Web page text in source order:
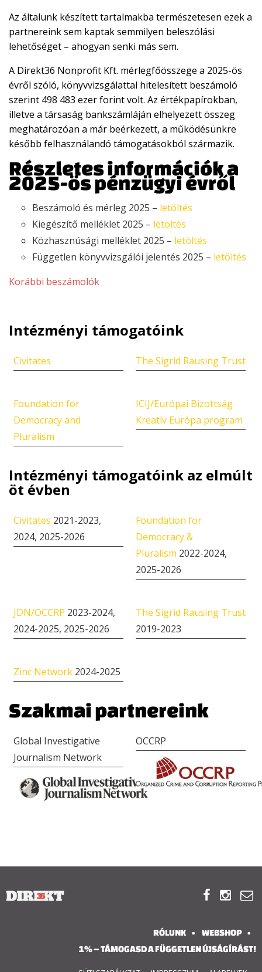
Az általunk készített tartalmakba természetesen ezek a
partnereink sem kaptak semmilyen beleszólási
lehetőséget – ahogyan senki más sem.
A Direkt36 Nonprofit Kft. mérlegfőösszege a 2025-ös
évről szóló, könyvvizsgálattal hitelesített beszámoló
szerint 498 483 ezer forint volt. Az értékpapírokban,
illetve a társaság bankszámláján elhelyezett összeg
meghatározóan a már beérkezett, a működésünkre
később felhasználandó támogatásokból származik.
Részletes információk a
2025-ös pénzügyi évről
Beszámoló és mérleg 2025 – letöltés
Kiegészítő melléklet 2025 – letöltés
Közhasznúsági melléklet 2025 – letöltés
Független könyvvizsgálói jelentés 2025 – letöltés
Korábbi beszámolók
Intézményi támogatóink
Civitates The Sigrid Rausing Trust
Foundation for
Democracy and
Pluralism
ICIJ/Európai Bizottság
Kreatív Európa program
Intézményi támogatóink az elmúlt
öt évben
Civitates 2021-2023,
2024, 2025-2026
Foundation for
Democracy &
Pluralism 2022-2024,
2025-2026
JDN/OCCRP 2023-2024,
2024-2025, 2025-2026
The Sigrid Rausing Trust
2019-2023
Zinc Network 2024-2025
Szakmai partnereink
Global Investigative
Journalism Network
OCCRP
  
RÓLUNK
WEBSHOP
1% – TÁMOGASD A FÜGGETLEN ÚJSÁGÍRÁST!